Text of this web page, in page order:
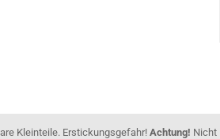
Kleinteile. Erstickungsgefahr! Achtung! Nicht